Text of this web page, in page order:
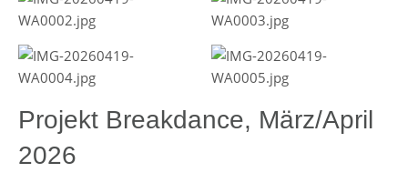
Projekt Breakdance, März/April
2026